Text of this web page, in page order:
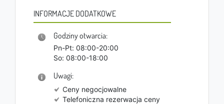
INFORMACJE DODATKOWE
Godziny otwarcia:
Pn-Pt: 08:00-20:00
So: 08:00-18:00
Uwagi:
Ceny negocjowalne
Telefoniczna rezerwacja ceny